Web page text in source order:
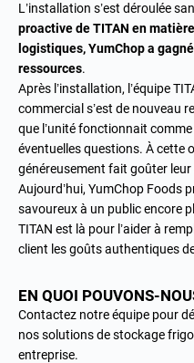
L’installation s’est déroulée
proactive de TITAN en
logistiques, YumChop a
ressources.
Après l’installation, l’équipe
commercial s’est de nouveau
que l’unité fonctionnait
éventuelles questions. À cette
généreusement fait goûter leur
Aujourd’hui, YumChop Foods
savoureux à un public encore
TITAN est là pour l’aider à
client les goûts authentiques de
EN QUOI POUVONS-
Contactez notre équipe pour
nos solutions de stockage
entreprise.